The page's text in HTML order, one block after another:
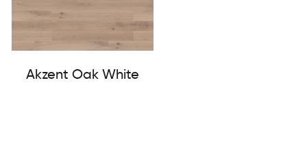
Akzent Oak White